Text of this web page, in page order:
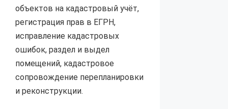
объектов на кадастровый учёт,
регистрация прав в ЕГРН,
исправление кадастровых
ошибок, раздел и выдел
помещений, кадастровое
сопровождение перепланировки
и реконструкции.